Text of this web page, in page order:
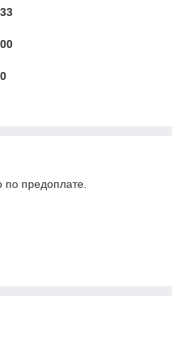
по предоплате.